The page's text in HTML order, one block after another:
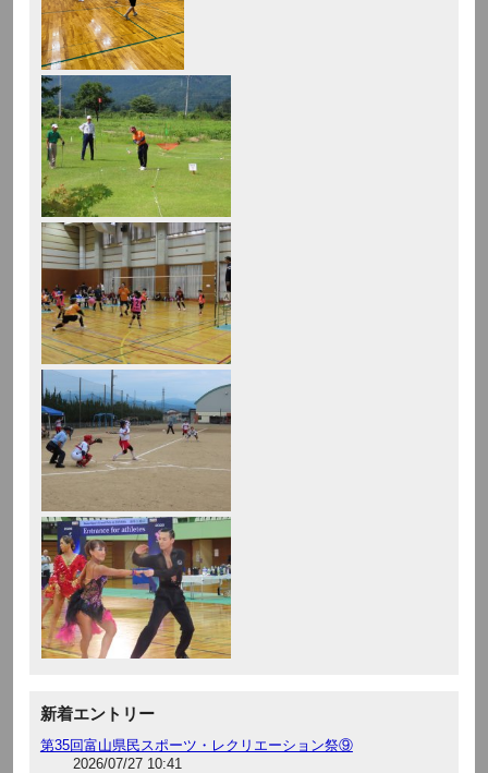
新着エントリー
第35回富山県民スポーツ・レクリエーション祭⑨
2026/07/27 10:41